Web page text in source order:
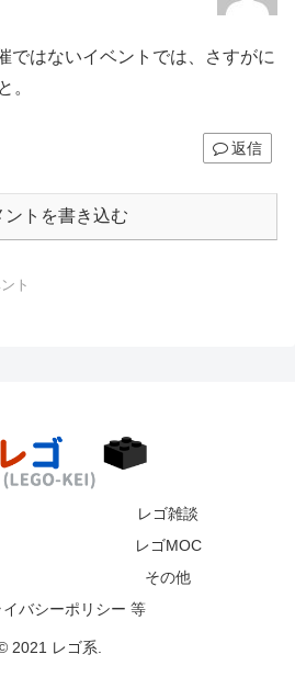
ではないイベントでは、さすがに
。
返信
ントを書き込む
ト
レゴ雑談
レゴMOC
その他
イバシーポリシー 等
2021 レゴ系.